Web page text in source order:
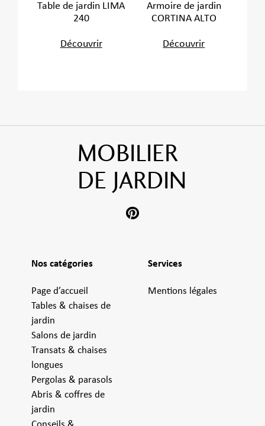
Table de jardin LIMA
240
Découvrir
Armoire de jardin
CORTINA ALTO
Découvrir
MOBILIER
DE JARDIN
Nos catégories
Page d’accueil
Tables & chaises de
jardin
Salons de jardin
Transats & chaises
longues
Pergolas & parasols
Abris & coffres de
jardin
Services
Mentions légales